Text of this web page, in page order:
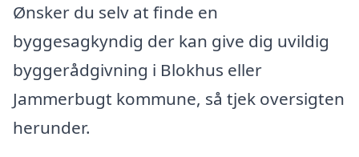
Ønsker du selv at finde en
byggesagkyndig der kan give dig uvildig
byggerådgivning i Blokhus eller
Jammerbugt kommune, så tjek oversigten
herunder.